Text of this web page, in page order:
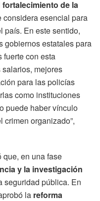
fortalecimiento de la
considera esencial para
país. En este sentido,
gobiernos estatales para
fuerte con esta
mejores
para las policías
como instituciones
puede haber vínculo
organizado”,
en una fase
y la investigación
seguridad pública. En
la reforma